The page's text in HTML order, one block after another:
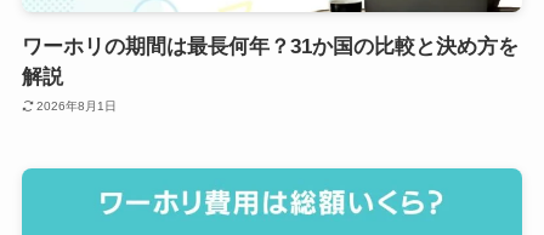
ワーホリの期間は最長何年？31か国の比較と決め方を
解説
2026年8月1日